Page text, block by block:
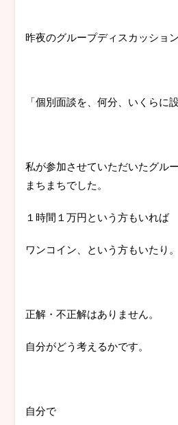
昨夜のグループディスカッション
「個別面談を、何分、いくらに
私が参加させていただいたグル
まちまちでした。
１時間１万円という方もいれば
ワンコイン、という方もいたり。
正解・不正解はありません。
自分がどう考えるかです。
自分で